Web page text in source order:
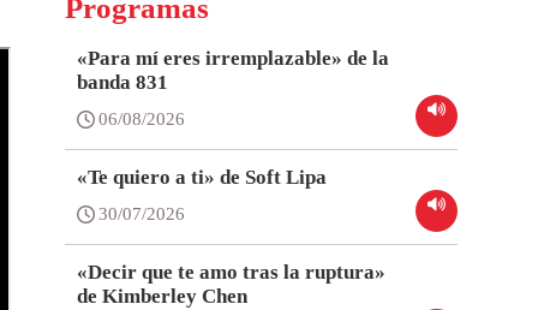
Programas
«Para mí eres irremplazable» de la
banda 831
06/08/2026
«Te quiero a ti» de Soft Lipa
30/07/2026
«Decir que te amo tras la ruptura»
de Kimberley Chen